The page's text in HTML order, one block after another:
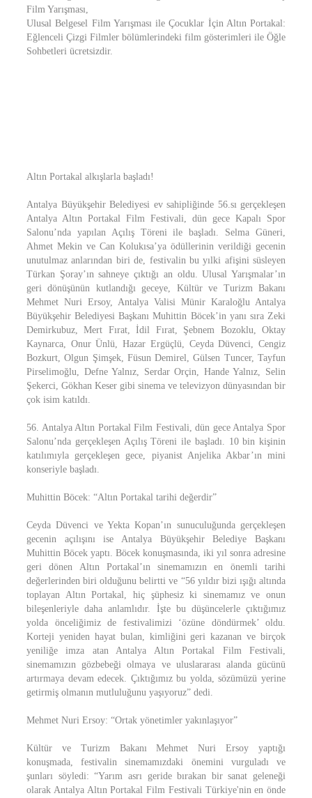
Film Yarışması,
Ulusal Belgesel Film Yarışması ile Çocuklar İçin Altın Portakal:
Eğlenceli Çizgi Filmler bölümlerindeki film gösterimleri ile Öğle
Sohbetleri ücretsizdir.
Altın Portakal alkışlarla başladı!
Antalya Büyükşehir Belediyesi ev sahipliğinde 56.sı gerçekleşen
Antalya Altın Portakal Film Festivali, dün gece Kapalı Spor
Salonu’nda yapılan Açılış Töreni ile başladı. Selma Güneri,
Ahmet Mekin ve Can Kolukısa’ya ödüllerinin verildiği gecenin
unutulmaz anlarından biri de, festivalin bu yılki afişini süsleyen
Türkan Şoray’ın sahneye çıktığı an oldu. Ulusal Yarışmalar’ın
geri dönüşünün kutlandığı geceye, Kültür ve Turizm Bakanı
Mehmet Nuri Ersoy, Antalya Valisi Münir Karaloğlu Antalya
Büyükşehir Belediyesi Başkanı Muhittin Böcek’in yanı sıra Zeki
Demirkubuz, Mert Fırat, İdil Fırat, Şebnem Bozoklu, Oktay
Kaynarca, Onur Ünlü, Hazar Ergüçlü, Ceyda Düvenci, Cengiz
Bozkurt, Olgun Şimşek, Füsun Demirel, Gülsen Tuncer, Tayfun
Pirselimoğlu, Defne Yalnız, Serdar Orçin, Hande Yalnız, Selin
Şekerci, Gökhan Keser gibi sinema ve televizyon dünyasından bir
çok isim katıldı.
56. Antalya Altın Portakal Film Festivali, dün gece Antalya Spor
Salonu’nda gerçekleşen Açılış Töreni ile başladı. 10 bin kişinin
katılımıyla gerçekleşen gece, piyanist Anjelika Akbar’ın mini
konseriyle başladı.
Muhittin Böcek: “Altın Portakal tarihi değerdir”
Ceyda Düvenci ve Yekta Kopan’ın sunuculuğunda gerçekleşen
gecenin açılışını ise Antalya Büyükşehir Belediye Başkanı
Muhittin Böcek yaptı. Böcek konuşmasında, iki yıl sonra adresine
geri dönen Altın Portakal’ın sinemamızın en önemli tarihi
değerlerinden biri olduğunu belirtti ve “56 yıldır bizi ışığı altında
toplayan Altın Portakal, hiç şüphesiz ki sinemamız ve onun
bileşenleriyle daha anlamlıdır. İşte bu düşüncelerle çıktığımız
yolda önceliğimiz de festivalimizi ‘özüne döndürmek’ oldu.
Korteji yeniden hayat bulan, kimliğini geri kazanan ve birçok
yeniliğe imza atan Antalya Altın Portakal Film Festivali,
sinemamızın gözbebeği olmaya ve uluslararası alanda gücünü
artırmaya devam edecek. Çıktığımız bu yolda, sözümüzü yerine
getirmiş olmanın mutluluğunu yaşıyoruz” dedi.
Mehmet Nuri Ersoy: “Ortak yönetimler yakınlaşıyor”
Kültür ve Turizm Bakanı Mehmet Nuri Ersoy yaptığı
konuşmada, festivalin sinemamızdaki önemini vurguladı ve
şunları söyledi: “Yarım asrı geride bırakan bir sanat geleneği
olarak Antalya Altın Portakal Film Festivali Türkiye'nin en önde